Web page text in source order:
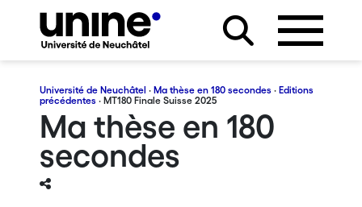
Université de Neuchâtel · Ma thèse en 180 secondes · Editions
précédentes · MT180 Finale Suisse 2025
Ma thèse en 180
secondes